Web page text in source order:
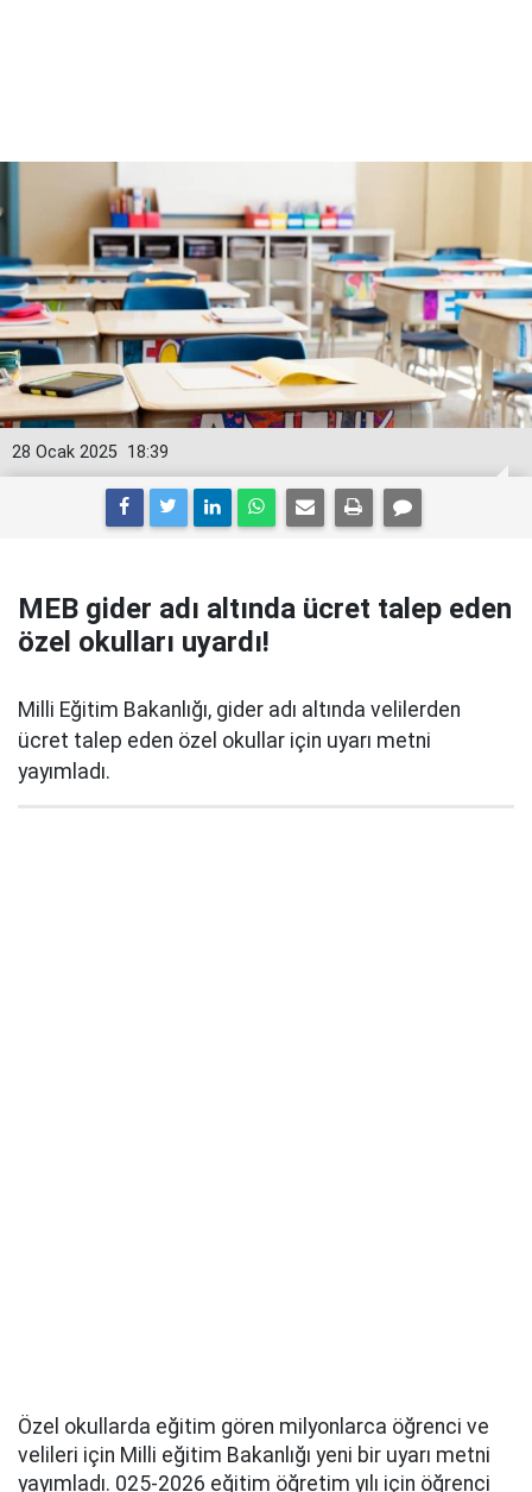
18:39
28 Ocak 2025
MEB gider adı altında ücret talep eden
özel okulları uyardı!
Milli Eğitim Bakanlığı, gider adı altında velilerden
ücret talep eden özel okullar için uyarı metni
yayımladı.
Özel okullarda eğitim gören milyonlarca öğrenci ve
velileri için Milli eğitim Bakanlığı yeni bir uyarı metni
yayımladı. 025-2026 eğitim öğretim yılı için öğrenci